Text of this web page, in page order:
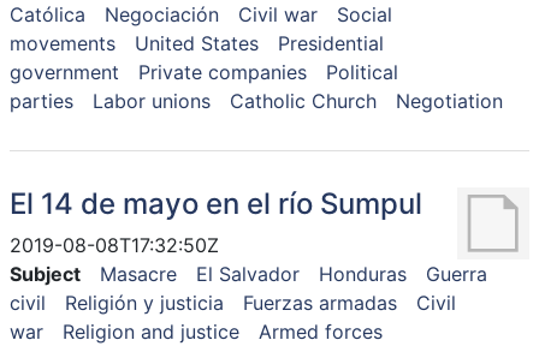
Católica
Negociación Civil war
Social
movements
United States
Presidential
government
Private companies
Political
parties
Labor unions Catholic Church Negotiation
El 14 de mayo en el río Sumpul
2019-08-08T17:32:50Z
Subject
Masacre El Salvador Honduras
Guerra
civil
Religión y justicia Fuerzas armadas
Civil
war
Religion and justice Armed forces